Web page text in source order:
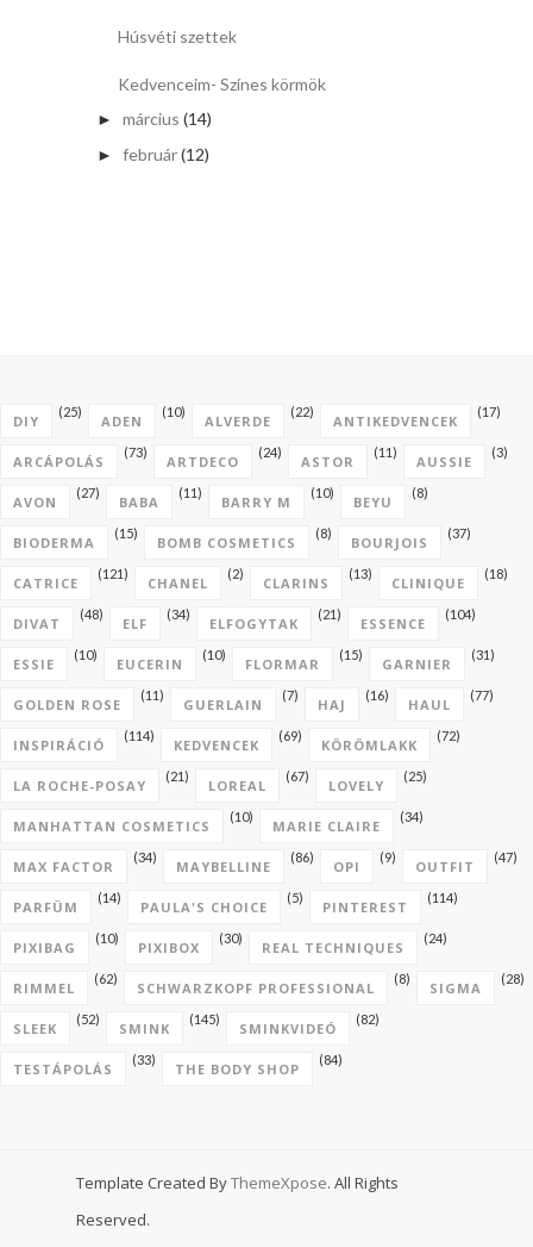
Húsvéti szettek
Kedvenceim- Színes körmök
► március (14)
► február(12)
DIY
(25)
ADEN
(10)
ALVERDE
(22)
ANTIKEDVENCEK
(17)
ARCÁPOLÁS
(73)
ARTDECO
(24)
ASTOR
(11)
AUSSIE
(3)
AVON
(27)
BABA
(11)
BARRY M
(10)
BEYU
(8)
BIODERMA
(15)
BOMB COSMETICS
(8)
BOURJOIS
(37)
CATRICE
(121)
CHANEL
(2)
CLARINS
(13)
CLINIQUE
(18)
DIVAT
(48)
ELF
(34)
ELFOGYTAK
(21)
ESSENCE
(104)
ESSIE
(10)
EUCERIN
(10)
FLORMAR
(15)
GARNIER
(31)
GOLDEN ROSE
(11)
GUERLAIN
(7)
HAJ
(16)
HAUL
(77)
INSPIRÁCIÓ
(114)
KEDVENCEK
(69)
KÖRÖMLAKK
(72)
LA ROCHE-POSAY
(21)
LOREAL
(67)
LOVELY
(25)
MANHATTAN COSMETICS
(10)
MARIE CLAIRE
(34)
MAX FACTOR
(34)
MAYBELLINE
(86)
OPI
(9)
OUTFIT
(47)
PARFÜM
(14)
PAULA'S CHOICE
(5)
PINTEREST
(114)
PIXIBAG
(10)
PIXIBOX
(30)
REAL TECHNIQUES
(24)
RIMMEL
(62)
SCHWARZKOPF PROFESSIONAL
(8)
SIGMA
(28)
SLEEK
(52)
SMINK
(145)
SMINKVIDEÓ
(82)
TESTÁPOLÁS
(33)
THE BODY SHOP
(84)
Template Created ByThemeXpose. All Rights
Reserved.